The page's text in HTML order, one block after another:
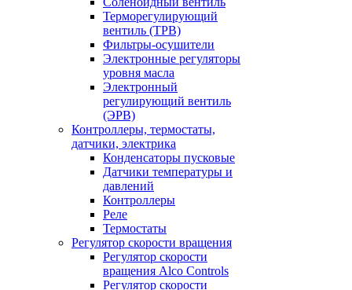
Терморегулирующий
вентиль (ТРВ)
Фильтры-осушители
Электронные регуляторы
уровня масла
Электронный
регулирующий вентиль
(ЭРВ)
Контроллеры, термостаты,
датчики, электрика
Конденсаторы пусковые
Датчики температуры и
давлений
Контроллеры
Реле
Термостаты
Регулятор скорости вращения
Регулятор скорости
вращения Alco Controls
Регулятор скорости